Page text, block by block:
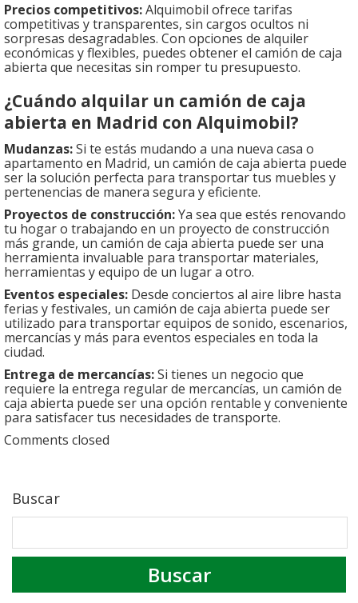
Precios competitivos:Alquimobil ofrece tarifas
competitivas y transparentes, sin cargos ocultos ni
sorpresas desagradables. Con opciones de alquiler
económicas y flexibles, puedes obtener el camión de caja
abierta que necesitas sin romper tu presupuesto.
¿Cuándo alquilar un camión de caja
abierta en Madrid con Alquimobil?
Mudanzas:Si te estás mudando a una nueva casa o
apartamento en Madrid, un camión de caja abierta puede
ser la solución perfecta para transportar tus muebles y
pertenencias de manera segura y eficiente.
Proyectos de construcción:Ya sea que estés renovando
tu hogar o trabajando en un proyecto de construcción
más grande, un camión de caja abierta puede ser una
herramienta invaluable para transportar materiales,
herramientas y equipo de un lugar a otro.
Eventos especiales: Desde conciertos al aire libre hasta
ferias y festivales, un camión de caja abierta puede ser
utilizado para transportar equipos de sonido, escenarios,
mercancías y más para eventos especiales en toda la
ciudad.
Entrega de mercancías:Si tienes un negocio que
requiere la entrega regular de mercancías, un camión de
caja abierta puede ser una opción rentable y conveniente
para satisfacer tus necesidades de transporte.
Comments closed
Buscar